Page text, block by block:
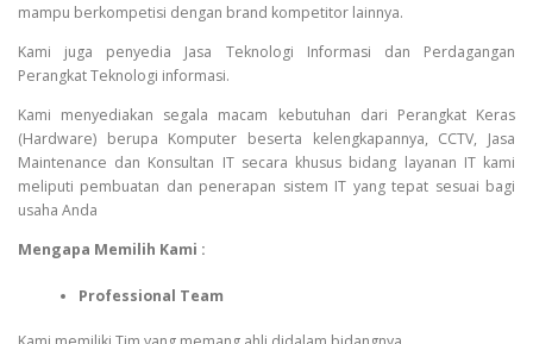
mampu berkompetisi dengan brand kompetitor lainnya.
Kami juga penyedia Jasa Teknologi Informasi dan Perdagangan
Perangkat Teknologi informasi.
Kami menyediakan segala macam kebutuhan dari Perangkat Keras
(Hardware) berupa Komputer beserta kelengkapannya, CCTV, Jasa
Maintenance dan Konsultan IT secara khusus bidang layanan IT kami
meliputi pembuatan dan penerapan sistem IT yang tepat sesuai bagi
usaha Anda
Mengapa Memilih Kami :
Professional Team